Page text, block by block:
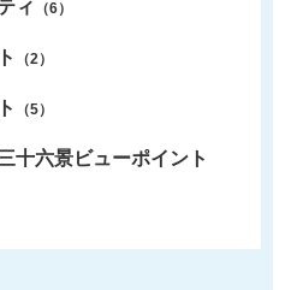
ィ （6）
（2）
（5）
十六景ビューポイント